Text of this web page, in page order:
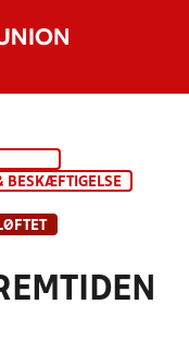
OG NYHEDER
OG
BESKÆFTIGELSE